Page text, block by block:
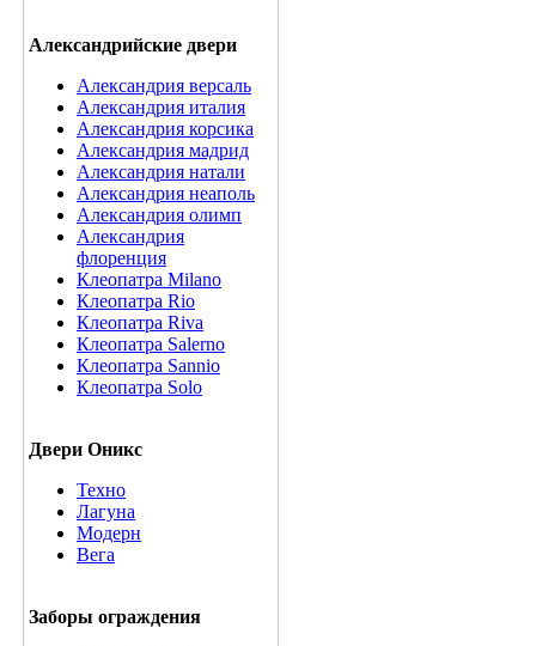
Александрийские двери
Александрия версаль
Александрия италия
Александрия корсика
Александрия мадрид
Александрия натали
Александрия неаполь
Александрия олимп
Александрия
флоренция
Клеопатра Milano
Клеопатра Rio
Клеопатра Riva
Клеопатра Salerno
Клеопатра Sannio
Клеопатра Solo
Двери Оникс
Техно
Лагуна
Модерн
Вега
Заборы ограждения